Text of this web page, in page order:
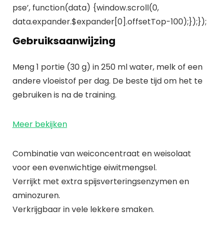
pse’, function(data) {window.scroll(0,
data.expander.$expander[0].offsetTop-100);});});
Gebruiksaanwijzing
Meng 1 portie (30 g) in 250 ml water, melk of een
andere vloeistof per dag. De beste tijd om het te
gebruiken is na de training.
Meer bekijken
Combinatie van weiconcentraat en weisolaat
voor een evenwichtige eiwitmengsel.
Verrijkt met extra spijsverteringsenzymen en
aminozuren.
Verkrijgbaar in vele lekkere smaken.